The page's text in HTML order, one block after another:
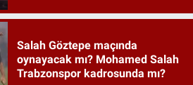
Salah Göztepe maçında
oynayacak mı? Mohamed Salah
Trabzonspor kadrosunda mı?